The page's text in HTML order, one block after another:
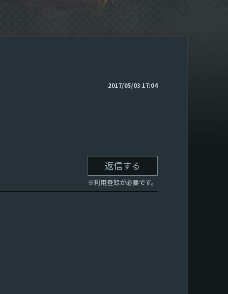
2017/05/03 17:04
返信する
※利用登録が必要です。